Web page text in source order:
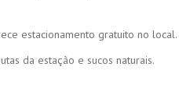
estacionamento gratuito no local.
da estação e sucos naturais.